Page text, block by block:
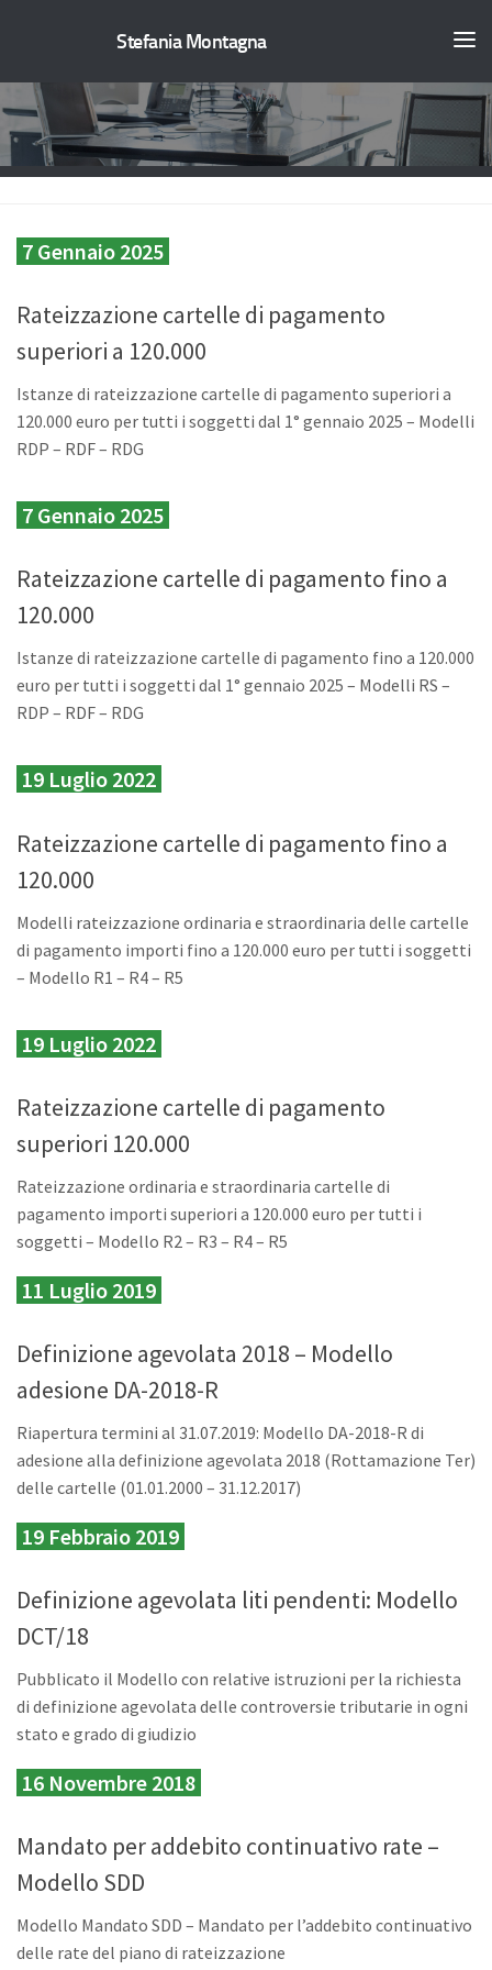
Stefania Montagna
7 Gennaio 2025
Rateizzazione cartelle di pagamento
superiori a 120.000
Istanze di rateizzazione cartelle di pagamento superiori a
120.000 euro per tutti i soggetti dal 1° gennaio 2025 – Modelli
RDP – RDF – RDG
7 Gennaio 2025
Rateizzazione cartelle di pagamento fino a
120.000
Istanze di rateizzazione cartelle di pagamento fino a 120.000
euro per tutti i soggetti dal 1° gennaio 2025 – Modelli RS –
RDP – RDF – RDG
19 Luglio 2022
Rateizzazione cartelle di pagamento fino a
120.000
Modelli rateizzazione ordinaria e straordinaria delle cartelle
di pagamento importi fino a 120.000 euro per tutti i soggetti
– Modello R1 – R4 – R5
19 Luglio 2022
Rateizzazione cartelle di pagamento
superiori 120.000
Rateizzazione ordinaria e straordinaria cartelle di
pagamento importi superiori a 120.000 euro per tutti i
soggetti – Modello R2 – R3 – R4 – R5
11 Luglio 2019
Definizione agevolata 2018 – Modello
adesione DA-2018-R
Riapertura termini al 31.07.2019: Modello DA-2018-R di
adesione alla definizione agevolata 2018 (Rottamazione Ter)
delle cartelle (01.01.2000 – 31.12.2017)
19 Febbraio 2019
Definizione agevolata liti pendenti: Modello
DCT/18
Pubblicato il Modello con relative istruzioni per la richiesta
di definizione agevolata delle controversie tributarie in ogni
stato e grado di giudizio
16 Novembre 2018
Mandato per addebito continuativo rate –
Modello SDD
Modello Mandato SDD – Mandato per l’addebito continuativo
delle rate del piano di rateizzazione